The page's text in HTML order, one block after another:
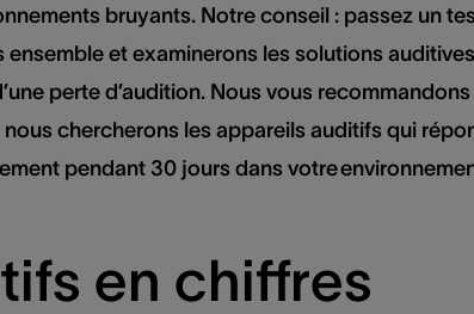
bruyants. Notre conseil : passez un
et examinerons les solutions
perte d’audition. Nous vous
chercherons les appareils auditifs qui
pendant 30 jours dans votre
en chiffres